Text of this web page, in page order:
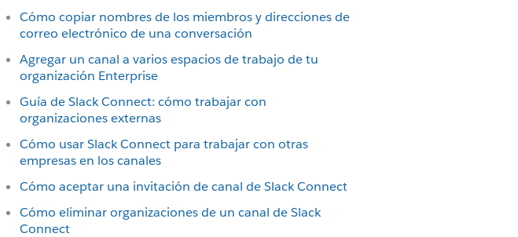
Cómo copiar nombres de los miembros y direcciones de
correo electrónico de una conversación
Agregar un canal a varios espacios de trabajo de tu
organización Enterprise
Guía de Slack Connect: cómo trabajar con
organizaciones externas
Cómo usar Slack Connect para trabajar con otras
empresas en los canales
Cómo aceptar una invitación de canal de Slack Connect
Cómo eliminar organizaciones de un canal de Slack
Connect